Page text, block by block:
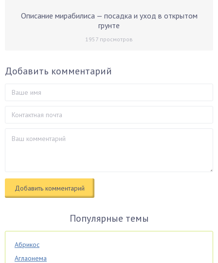
Описание мирабилиса — посадка и уход в открытом
грунте
1957 просмотров
Добавить комментарий
Популярные темы
Абрикос
Аглаонема